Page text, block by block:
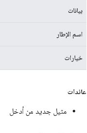
بيانات
اسم الإطار
خيارات
عائدات
مثيل جديد من أدخل